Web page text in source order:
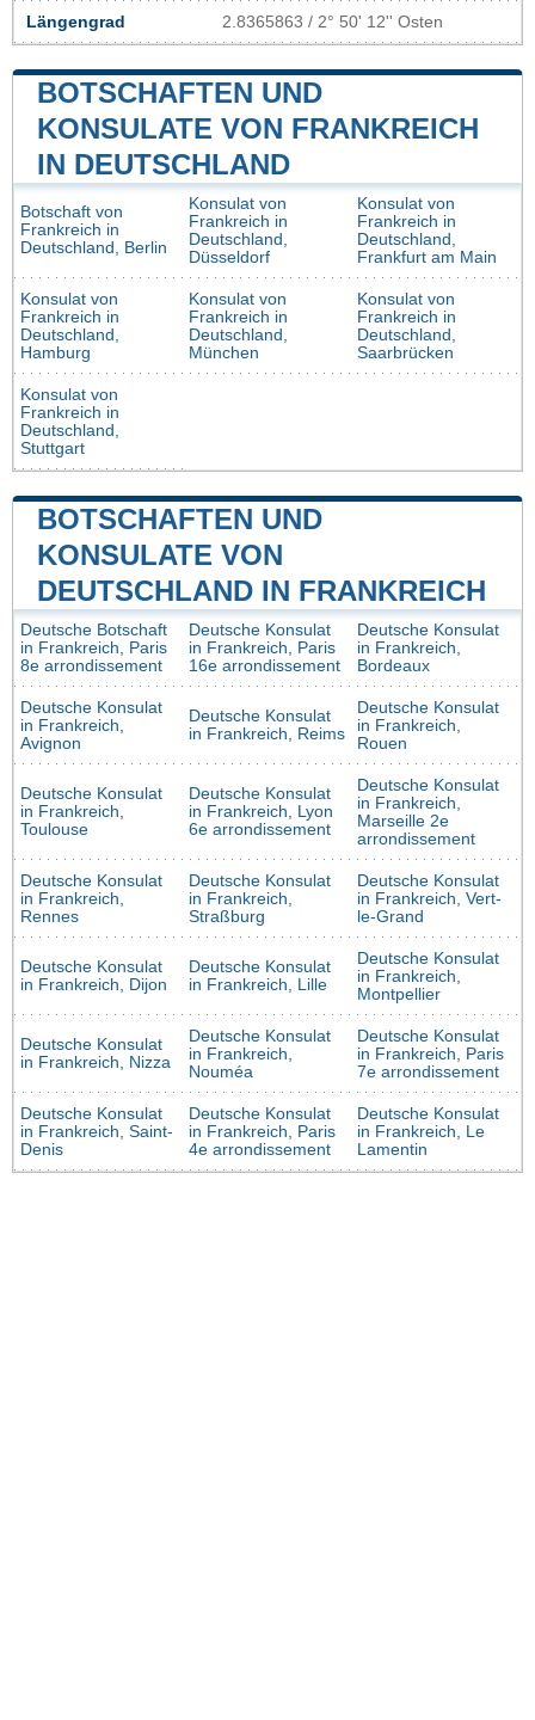
Längengrad 2.8365863 / 2° 50' 12'' Osten
BOTSCHAFTEN UND
KONSULATE VON FRANKREICH
IN DEUTSCHLAND
Botschaft von
Frankreich in
Deutschland, Berlin
Konsulat von
Frankreich in
Deutschland,
Düsseldorf
Konsulat von
Frankreich in
Deutschland,
Frankfurt am Main
Konsulat von
Frankreich in
Deutschland,
Hamburg
Konsulat von
Frankreich in
Deutschland,
München
Konsulat von
Frankreich in
Deutschland,
Saarbrücken
Konsulat von
Frankreich in
Deutschland,
Stuttgart
BOTSCHAFTEN UND
KONSULATE VON
DEUTSCHLAND IN FRANKREICH
Deutsche Botschaft
in Frankreich, Paris
8e arrondissement
Deutsche Konsulat
in Frankreich, Paris
16e arrondissement
Deutsche Konsulat
in Frankreich,
Bordeaux
Deutsche Konsulat
in Frankreich,
Avignon
Deutsche Konsulat
in Frankreich, Reims
Deutsche Konsulat
in Frankreich,
Rouen
Deutsche Konsulat
in Frankreich,
Toulouse
Deutsche Konsulat
in Frankreich, Lyon
6e arrondissement
Deutsche Konsulat
in Frankreich,
Marseille 2e
arrondissement
Deutsche Konsulat
in Frankreich,
Rennes
Deutsche Konsulat
in Frankreich,
Straßburg
Deutsche Konsulat
in Frankreich, Vert-
le-Grand
Deutsche Konsulat
in Frankreich, Dijon
Deutsche Konsulat
in Frankreich, Lille
Deutsche Konsulat
in Frankreich,
Montpellier
Deutsche Konsulat
in Frankreich, Nizza
Deutsche Konsulat
in Frankreich,
Nouméa
Deutsche Konsulat
in Frankreich, Paris
7e arrondissement
Deutsche Konsulat
in Frankreich, Saint-
Denis
Deutsche Konsulat
in Frankreich, Paris
4e arrondissement
Deutsche Konsulat
in Frankreich, Le
Lamentin